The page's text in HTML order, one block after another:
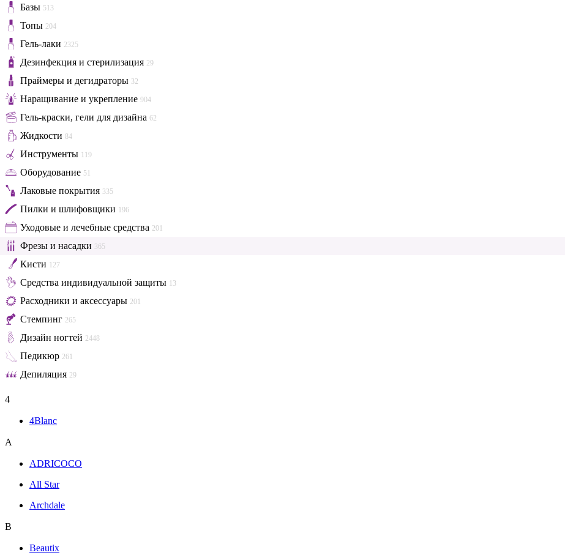
Базы 513
Топы 204
Гель-лаки 2325
Дезинфекция и стерилизация 29
Праймеры и дегидраторы 32
Наращивание и укрепление 904
Гель-краски, гели для дизайна 62
Жидкости 84
Инструменты 119
Оборудование 51
Лаковые покрытия 335
Пилки и шлифовщики 196
Уходовые и лечебные средства 201
Фрезы и насадки 365
Кисти 127
Средства индивидуальной защиты 13
Расходники и аксессуары 201
Стемпинг 265
Дизайн ногтей 2448
Педикюр 261
Депиляция 29
4
4Blanc
A
ADRICOCO
All Star
Archdale
B
Beautix